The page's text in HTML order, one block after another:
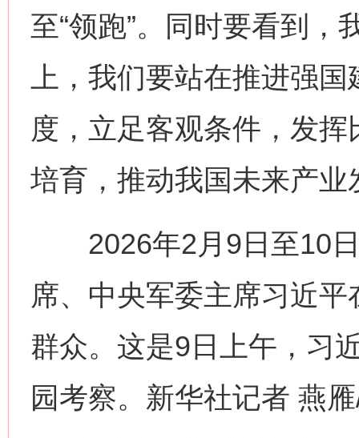
至“领跑”。同时要看到
上，我们要站在推进强
度，立足客观条件，发
培育，推动我国未来产
2026年2月9日至10日
席、中央军委主席习近
群众。这是9日上午，习
园考察。新华社记者 燕